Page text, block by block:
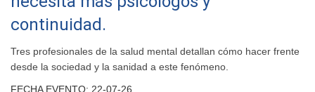
continuidad.
Tres profesionales de la salud mental detallan cómo hacer frente
desde la sociedad y la sanidad a este fenómeno.
FECHA EVENTO: 22-07-26